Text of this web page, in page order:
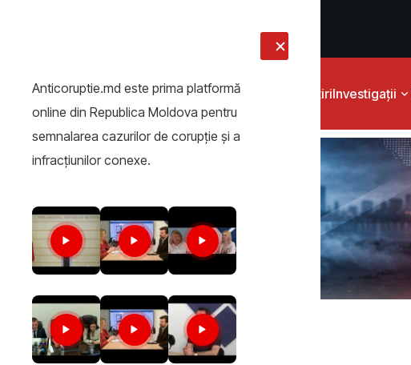
ȘtiriInvestigații
Anticoruptie.md este prima platformă
online din Republica Moldova pentru
semnalarea cazurilor de corupţie şi a
infracţiunilor conexe.